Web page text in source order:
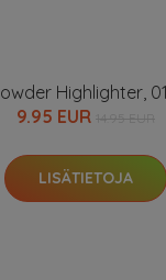
Highlighter,
9.95 EUR
LISÄTIETOJA